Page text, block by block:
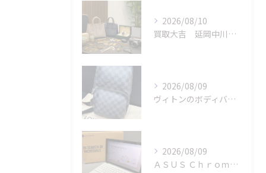
2026/08/10
買取大吉 延岡中川原店の選択肢を並べる店長対応
2026/08/09
ヴィトンのボディバッグ「ダミエ グラフィット アヴェニュー」...
2026/08/09
ＡＳＵＳ Ｃｈｒｏｍｅｂｏｏｋのタブレット パソコンをお買取...